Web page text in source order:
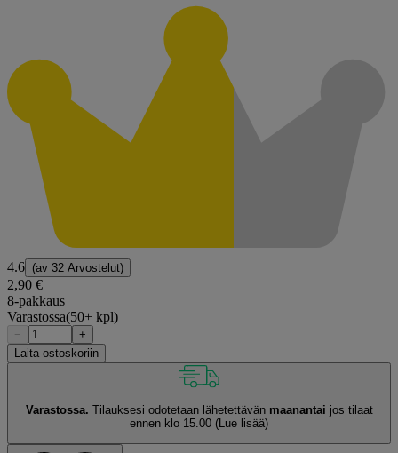
4.6 (av 32 Arvostelut)
2,90 €
8-pakkaus
Varastossa(50+ kpl)
−
+
Laita ostoskoriin
Varastossa. Tilauksesi odotetaan lähetettävän maanantai jos tilaat
ennen klo 15.00 (Lue lisää)